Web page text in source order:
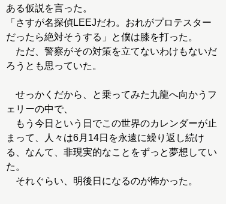
ある仮説を言った。
「さすが名探偵LEEJだわ。おれがプロテスター
だったら絶対そうする」と僕は膝を打った。
ただ、警察がその対策を立てないわけもないだ
ろうとも思っていた。
せっかくだから、と乗ってみた九龍へ向かうフ
ェリーの中で、
もう今日という日でこの世界のカレンダーが止
まって、人々は6月14日を永遠に繰り返し続け
る、なんて、非現実的なことをずっと夢想してい
た。
それぐらい、明後日になるのが怖かった。